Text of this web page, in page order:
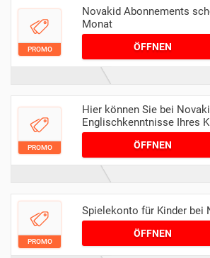
PROMO
Novakid Abonnements
Monat
ÖFFNEN
PROMO
Hier können Sie bei
Englischkenntnisse Ihres
testen!
ÖFFNEN
PROMO
Spielekonto für Kinder bei
ÖFFNEN